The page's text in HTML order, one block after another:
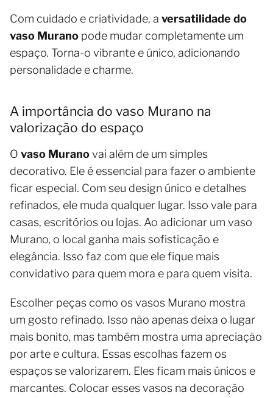
Com cuidado e criatividade, a versatilidade do
vaso Murano pode mudar completamente um
espaço. Torna-o vibrante e único, adicionando
personalidade e charme.
A importância do vaso Murano na
valorização do espaço
O vaso Muranovai além de um simples
decorativo. Ele é essencial para fazer o ambiente
ficar especial. Com seu design único e detalhes
refinados, ele muda qualquer lugar. Isso vale para
casas, escritórios ou lojas. Ao adicionar um vaso
Murano, o local ganha mais sofisticação e
elegância. Isso faz com que ele fique mais
convidativo para quem mora e para quem visita.
Escolher peças como os vasos Murano mostra
um gosto refinado. Isso não apenas deixa o lugar
mais bonito, mas também mostra uma apreciação
por arte e cultura. Essas escolhas fazem os
espaços se valorizarem. Eles ficam mais únicos e
marcantes. Colocar esses vasos na decoração